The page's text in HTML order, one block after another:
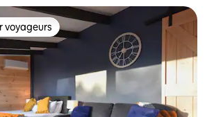
parmi les plus aimés
voyageurs